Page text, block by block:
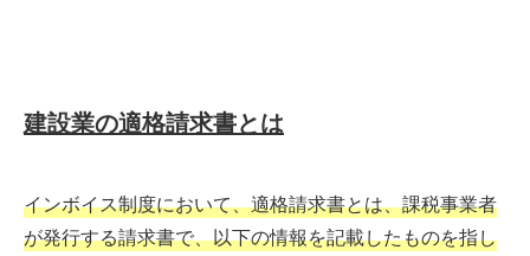
建設業の適格請求書とは
インボイス制度において、適格請求書とは、課税事業者
が発行する請求書で、以下の情報を記載したものを指し